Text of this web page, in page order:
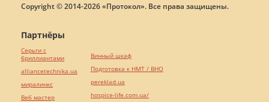
Copyright © 2014-2026 «Протокол». Все права защищены.
Партнёры
Серьги с
бриллиантами
alliancetechnika.ua
миралинкс
Веб мастер
Винный шкаф
Подготовка к НМТ / ВНО
pereklad.ua
hospice-life.com.ua/